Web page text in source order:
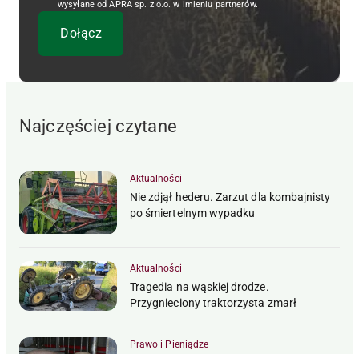
wysyłane od APRA sp. z o.o. w imieniu partnerów.
Najczęściej czytane
Aktualności
Nie zdjął hederu. Zarzut dla kombajnisty
po śmiertelnym wypadku
Aktualności
Tragedia na wąskiej drodze.
Przygnieciony traktorzysta zmarł
Prawo i Pieniądze